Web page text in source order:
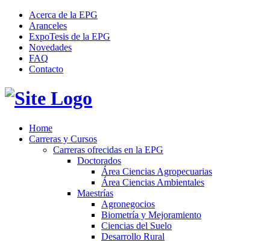
Acerca de la EPG
Aranceles
ExpoTesis de la EPG
Novedades
FAQ
Contacto
Home
Carreras y Cursos
Carreras ofrecidas en la EPG
Doctorados
Área Ciencias Agropecuarias
Área Ciencias Ambientales
Maestrías
Agronegocios
Biometría y Mejoramiento
Ciencias del Suelo
Desarrollo Rural